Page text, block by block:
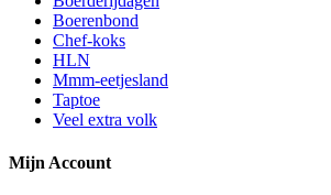
Boerenbond
Chef-koks
HLN
Mmm-eetjesland
Taptoe
Veel extra volk
Mijn Account